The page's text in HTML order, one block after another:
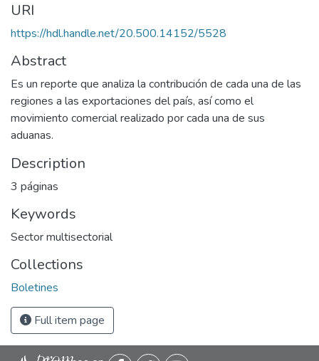
URI
https://hdl.handle.net/20.500.14152/5528
Abstract
Es un reporte que analiza la contribución de cada una de las
regiones a las exportaciones del país, así como el
movimiento comercial realizado por cada una de sus
aduanas.
Description
3 páginas
Keywords
Sector multisectorial
Collections
Boletines
Full item page